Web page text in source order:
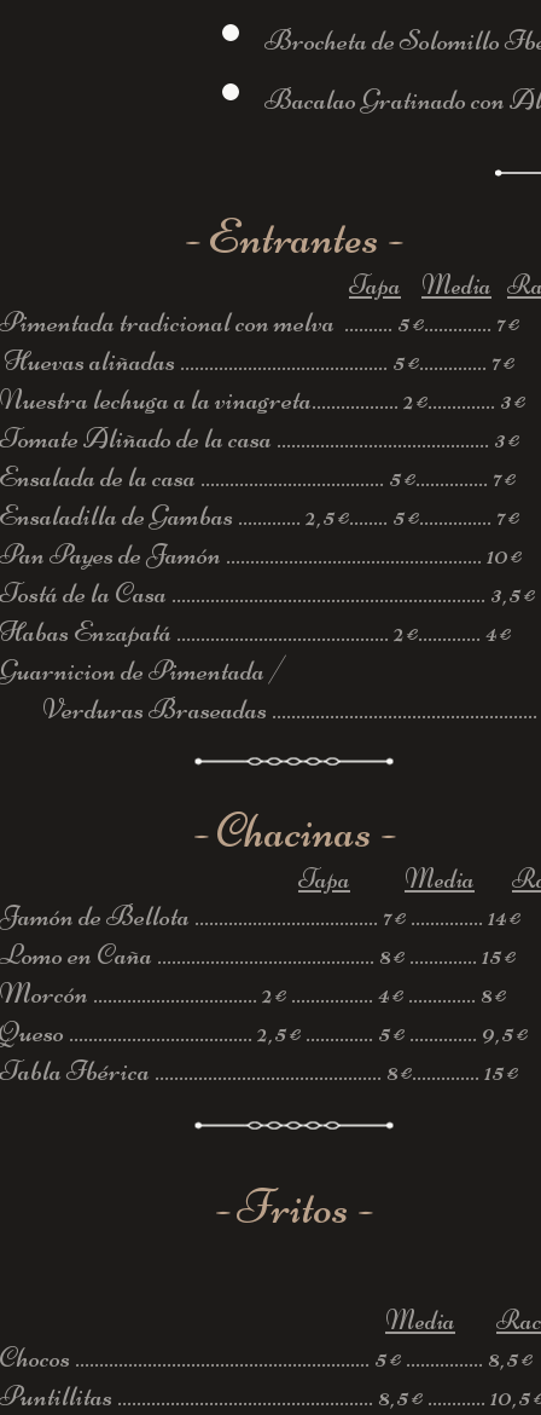
Brocheta de Solomillo
Bacalao Gratinado con
- Entrantes -
Tapa Media
Pimentada tradicional con melva .......... 5€.............. 7€
Huevas aliñadas ........................................... 5€.............. 7€
Nuestra lechuga a la vinagreta.................. 2€.............. 3€
Tomate Aliñado de la casa ............................................ 3€
Ensalada de la casa ...................................... 5€............... 7€
Ensaladilla de Gambas ............. 2,5€........ 5€............... 7€
Pan Payes de Jamón ..................................................... 10€
Tostá de la Casa ................................................................. 3,5€
Habas Enzapatá ............................................ 2€............. 4€
Guarnicion de Pimentada /
Verduras Braseadas .......................................................
- Chacinas -
Tapa Media
Jamón de Bellota ...................................... 7€ ...............14€
Lomo en Caña ............................................. 8€ ..............15€
Morcón ..................................2€ .................4€ .............. 8€
Queso ......................................2,5€ .............. 5€ .............. 9,5€
Tabla Ibérica ............................................... 8€..............15€
- Fritos -
Media
Chocos ............................................................. 5€ ................ 8,5€
Puntillitas ..................................................... 8,5€ ............ 10,5